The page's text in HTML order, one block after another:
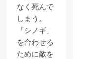
なく死んで
しまう。
「シノギ」
を合わせる
ために敵を